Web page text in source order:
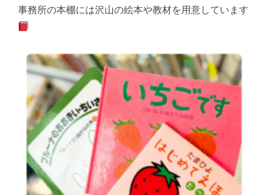
事務所の本棚には沢山の絵本や教材を用意しています